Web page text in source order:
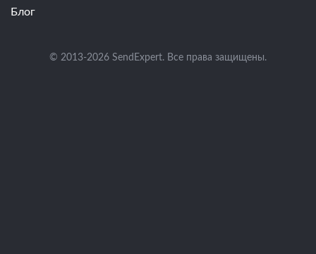
Блог
© 2013-2026 SendExpert. Все права защищены.